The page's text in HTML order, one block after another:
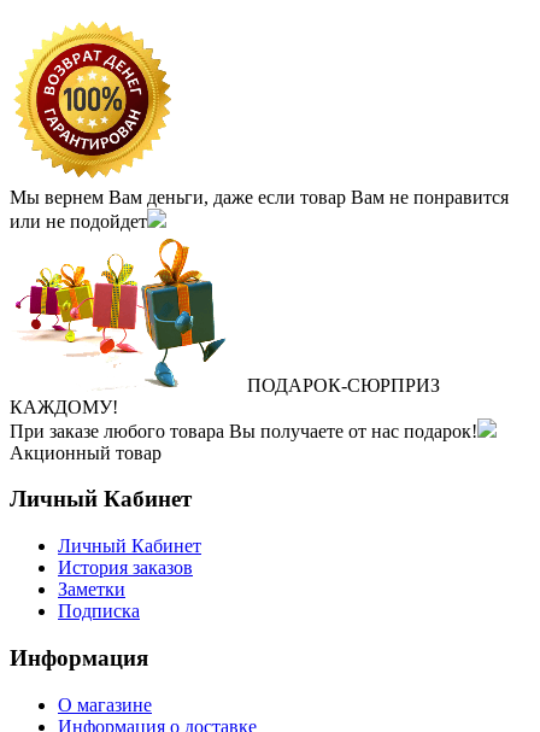
Мы вернем Вам деньги, даже если товар Вам не понравится
или не подойдет
ПОДАРОК‐СЮРПРИЗ
КАЖДОМУ!
При заказе любого товара Вы получаете от нас подарок!
Акционный товар
Личный Кабинет
Личный Кабинет
История заказов
Заметки
Подписка
Информация
О магазине
Информация о доставке